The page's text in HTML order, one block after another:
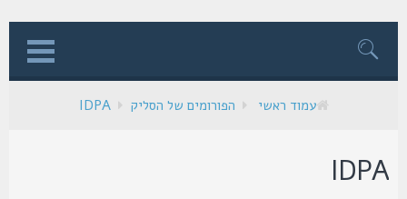
עמוד ראשי הפורומים של הסליק IDPA